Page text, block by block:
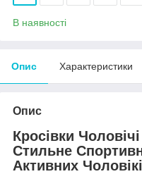
В наявності
Опис Характеристики
Опис
Кросівки
Стильне
Активних